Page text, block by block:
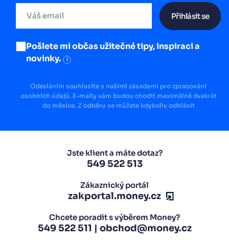
Přihlásit se
Pošlete mi občas užitečné tipy, inspiraci a
novinky.
i
Odesláním souhlasíte s našimi zásadami pro zpracování
osobních údajů. E-maily vám budou chodit maximálně dvakrát
do měsíce. Z odběru se můžete kdykoliv odhlásit
Jste klient a máte dotaz?
549 522 513
Zákaznický portál
zakportal.money.cz
Chcete poradit s výběrem Money?
549 522 511 | obchod@money.cz